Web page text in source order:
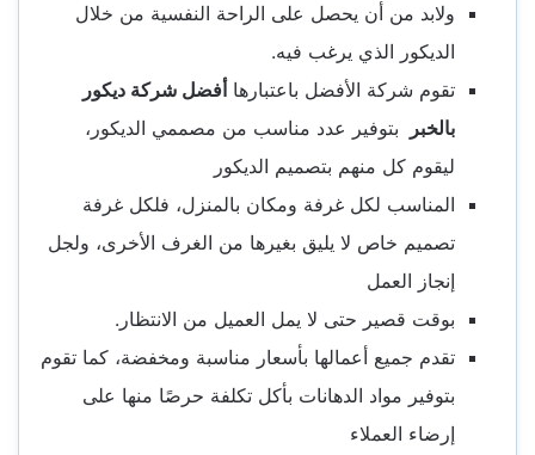
ولابد من أن يحصل على الراحة النفسية من خلال
الديكور الذي يرغب فيه.
تقوم شركة الأفضل باعتبارها أفضل شركة ديكور
بالخبر
بتوفير عدد مناسب من مصممي الديكور،
ليقوم كل منهم بتصميم الديكور
المناسب لكل غرفة ومكان بالمنزل، فلكل غرفة
تصميم خاص لا يليق بغيرها من الغرف الأخرى، ولجل
إنجاز العمل
بوقت قصير حتى لا يمل العميل من الانتظار.
تقدم جميع أعمالها بأسعار مناسبة ومخفضة، كما تقوم
بتوفير مواد الدهانات بأكل تكلفة حرصًا منها على
إرضاء العملاء